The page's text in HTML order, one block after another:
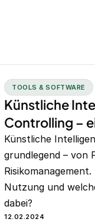
TOOLS & SOFTWARE
Künstliche
Controlling –
Künstliche
grundlegend – von
Nutzung und
dabei?
12.02.2024